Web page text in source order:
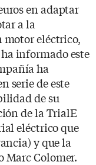
en adaptar
a la
eléctrico,
informado este
ha
serie de este
de su
de la TrialE
eléctrico que
y que la
Marc Colomer.